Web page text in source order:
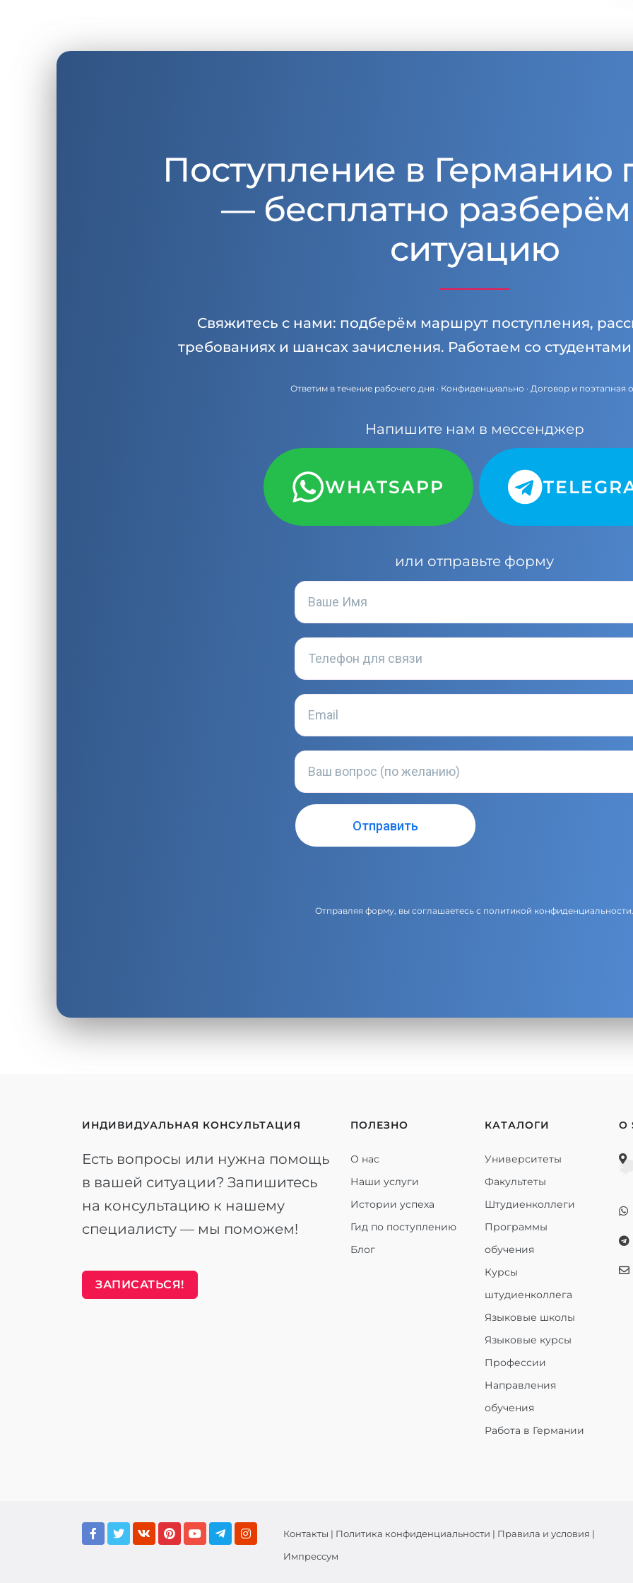
Поступление в Германию
— бесплатно
ситуацию
Свяжитесь с нами: подберём маршрут поступления,
требованиях и шансах зачисления. Работаем со
Ответим в течение рабочего дня · Конфиденциально · Договор и поэтапная
Напишите нам в мессенджер
WHATSAPP
или отправьте форму
Отправляя форму, вы соглашаетесь с политикой конфиденциальности
ИНДИВИДУАЛЬНАЯ КОНСУЛЬТАЦИЯ
Есть вопросы или нужна помощь
в вашей ситуации? Запишитесь
на консультацию к нашему
специалисту — мы поможем!
ЗАПИСАТЬСЯ!
ПОЛЕЗНО
О нас
Наши услуги
Истории успеха
Гид по поступлению
Блог
КАТАЛОГИ
Университеты
Факультеты
Штудиенколлеги
Программы
обучения
Курсы
штудиенколлега
Языковые школы
Языковые курсы
Профессии
Направления
обучения
Работа в Германии
О
Контакты | Политика конфиденциальности | Правила и условия |
Импрессум